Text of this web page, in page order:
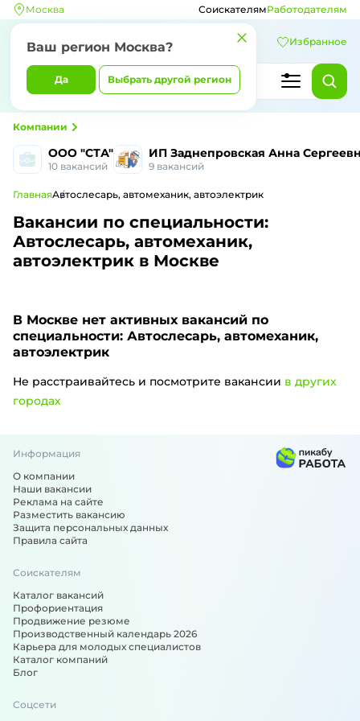
Москва
Ваш регион Москва?
Да Выбрать другой регион
СоискателямРаботодателям
Избранное
ООО "СТА"
10 вакансий
ИП Заднепровская Анна
9 вакансий
Компании
ГлавнаяАвтослесарь, автомеханик, автоэлектрик
Вакансии по специальности:
Автослесарь, автомеханик,
автоэлектрик в Москве
В Москве нет активных вакансий по
специальности: Автослесарь, автомеханик,
автоэлектрик
Не расстраивайтесь и посмотрите вакансии в других
городах
Вакансии по специальности: Автослесарь,
Информация
О компании
Наши вакансии
Реклама на сайте
Разместить вакансию
Защита персональных данных
Правила сайта
Соискателям
Каталог вакансий
Профориентация
Продвижение резюме
Производственный календарь 2026
Карьера для молодых специалистов
Каталог компаний
Блог
Соцсети